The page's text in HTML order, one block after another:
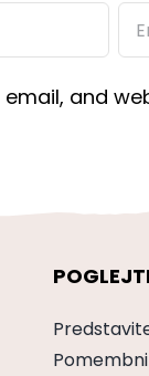
email, and
Pomembni